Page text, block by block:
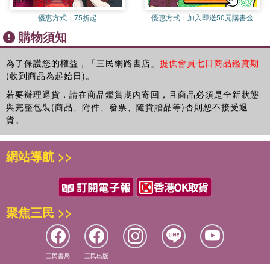
York University)專業學院媒體學教授。曾任臺灣民生報兒童版記者
及童書編輯。自大學三年級起，發表童詩，童話，圖畫故事書，中
英文著作及翻譯近四十本。曾獲中國時報文學獎童話首獎，信誼基
金會評選委員獎，兒童文學協會金龍獎， 金鼎獎優良圖書，聯合
報《讀書人》，中國時報《開卷》，和臺北市圖書館書評推薦《好
書大家讀》等獎勵。
優惠方式： 75折起 優惠方式： 加入即送50元購書金
購物須知
為了保護您的權益，「三民網路書店」 提供會員七日商品鑑賞期
(收到商品為起始日)。
若要辦理退貨，請在商品鑑賞期內寄回，且商品必須是全新狀態
與完整包裝(商品、附件、發票、隨貨贈品等)否則恕不接受退
貨。
網站導航 >>
聚焦三民 >>
三民書局 三民出版